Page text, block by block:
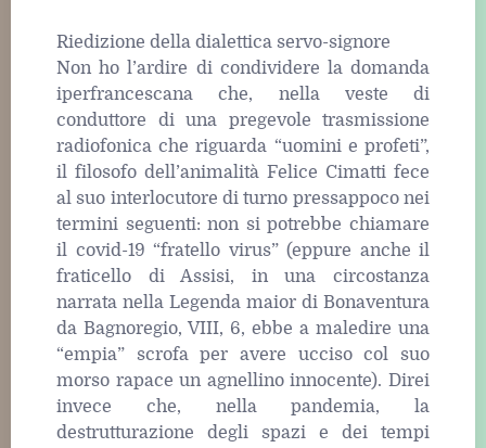
Riedizione della dialettica servo-signore
Non ho l’ardire di condividere la domanda
iperfrancescana che, nella veste di
conduttore di una pregevole trasmissione
radiofonica che riguarda “uomini e profeti”,
il filosofo dell’animalità Felice Cimatti fece
al suo interlocutore di turno pressappoco nei
termini seguenti: non si potrebbe chiamare
il covid-19 “fratello virus” (eppure anche il
fraticello di Assisi, in una circostanza
narrata nella Legenda maior di Bonaventura
da Bagnoregio, VIII, 6, ebbe a maledire una
“empia” scrofa per avere ucciso col suo
morso rapace un agnellino innocente). Direi
invece che, nella pandemia, la
destrutturazione degli spazi e dei tempi